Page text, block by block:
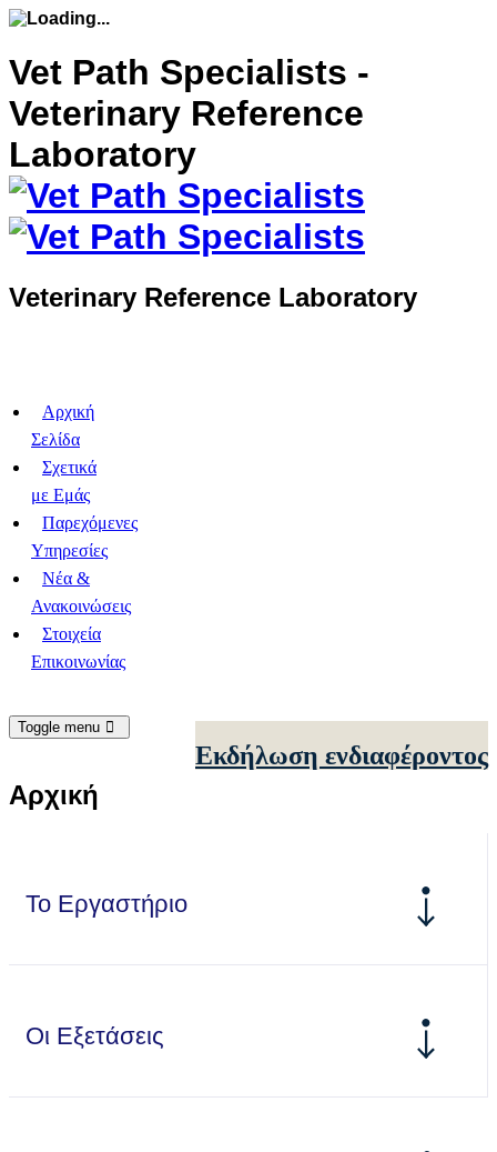
Vet Path Specialists -
Veterinary Reference
Laboratory
Veterinary Reference Laboratory
Αρχική
Σελίδα
Σχετικά
με Eμάς
Παρεχόμενες
Yπηρεσίες
Νέα &
Ανακοινώσεις
Στοιχεία
Επικοινωνίας
Toggle menu
Eκδήλωση ενδιαφέροντος
Αρχική
Το Εργαστήριο
Οι Εξετάσεις